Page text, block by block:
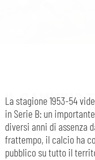
La stagione 1953-54
in Serie B: un
diversi anni di assenza
frattempo, il calcio ha
pubblico su tutto il